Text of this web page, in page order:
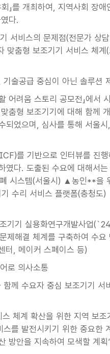
를 개최하여, 지역사회 장
다.
서비스의 문제점(전문가 상
춤형 보조기기 서비스 체계
공급 중심이 아닌 솔루션
어려움 스토리 공모전」에서
춤형 보조기기에 대해 함께
었으며, 심사를 통해 서울
를 기반으로 인터뷰를 진
였다. 도출된 수요에 대해서
시스템(서울시) ▲농인**을
수리 서비스 플랫폼(충청도
기기 실용화연구개발사업
제해결 체계를 구축하여 수
터, 메이커 스페이스 등)
로 의사소통
께 수요자 중심 보조기기 서
체계 확산을 위한 지역 보조
를 발전시키기 위한 중요한
방안을 지속하여 모색할 계획